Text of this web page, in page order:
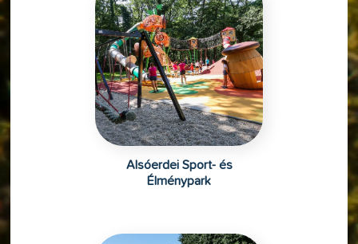
Alsóerdei Sport- és
Élménypark